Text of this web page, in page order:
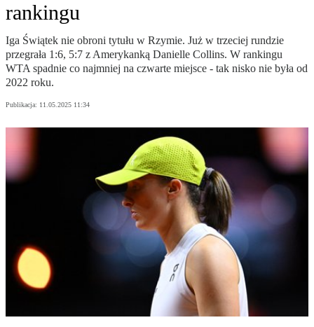
rankingu
Iga Świątek nie obroni tytułu w Rzymie. Już w trzeciej rundzie
przegrała 1:6, 5:7 z Amerykanką Danielle Collins. W rankingu
WTA spadnie co najmniej na czwarte miejsce - tak nisko nie była od
2022 roku.
Publikacja: 11.05.2025 11:34